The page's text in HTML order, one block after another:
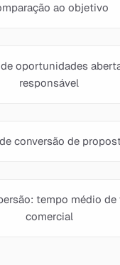
ao objetivo
oportunidades
responsável
conversão de
tempo médio de
comercial